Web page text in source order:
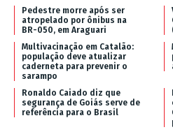
Pedestre morre após ser
atropelado por ônibus na
BR-050, em Araguari
Multivacinação em Catalão:
população deve atualizar
caderneta para prevenir o
sarampo
Ronaldo Caiado diz que
segurança de Goiás serve de
referência para o Brasil